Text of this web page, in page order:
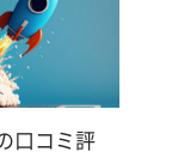
口コミ評